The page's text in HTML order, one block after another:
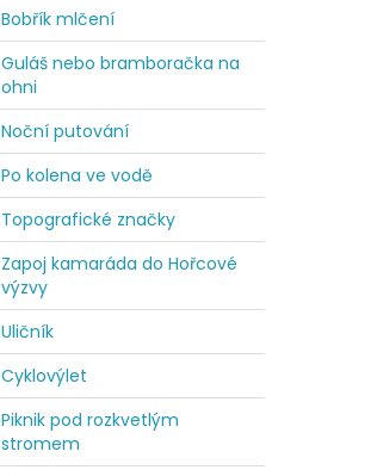
Bobřík mlčení
Guláš nebo bramboračka na
ohni
Noční putování
Po kolena ve vodě
Topografické značky
Zapoj kamaráda do Hořcové
výzvy
Uličník
Cyklovýlet
Piknik pod rozkvetlým
stromem